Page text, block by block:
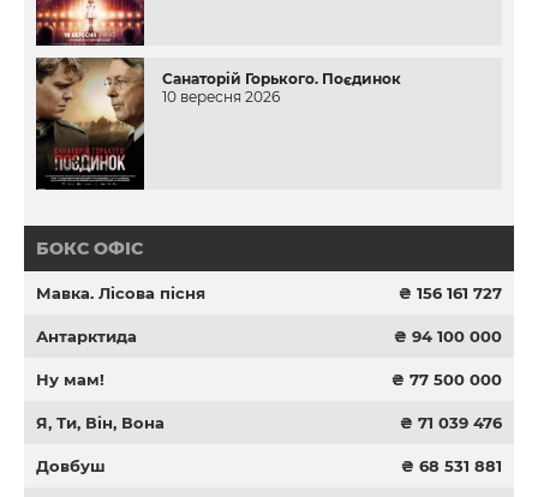
Санаторій Горького. Поєдинок
10 вересня 2026
БОКС ОФІС
Мавка. Лісова пісня ₴ 156 161 727
Антарктида ₴ 94 100 000
Ну мам! ₴ 77 500 000
Я, Ти, Він, Вона ₴ 71 039 476
Довбуш ₴ 68 531 881